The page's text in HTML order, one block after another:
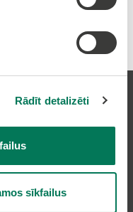
Rādīt detalizēti
sīkfailus
avīzi